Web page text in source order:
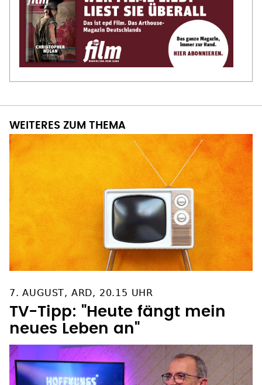
WEITERES ZUM THEMA
7. AUGUST, ARD, 20.15 UHR
TV-Tipp: "Heute fängt mein
neues Leben an"